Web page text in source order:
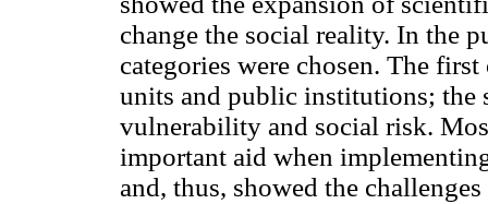
change the social reality. In the
categories were chosen. The
units and public institutions; the
vulnerability and social risk.
important aid when
and, thus, showed the